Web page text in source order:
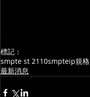
標記：
smpte st 2110smpteip規格
最新消息